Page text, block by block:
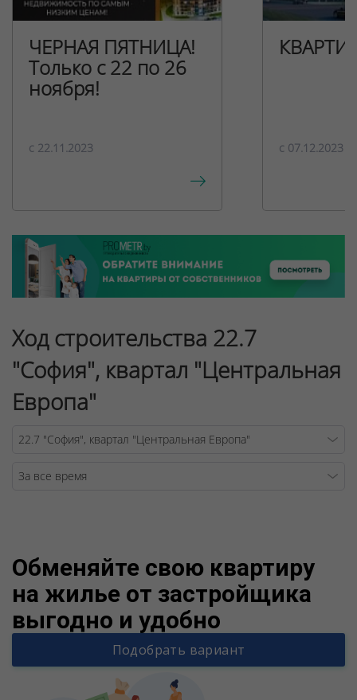
ЧЕРНАЯ ПЯТНИЦА!
Только с 22 по 26
ноября!
c 22.11.2023 c 07.12.2023
Ход строительства 22.7
"София", квартал "Центральная
Европа"
Обменяйте свою квартиру
на жилье от застройщика
выгодно и удобно
Подобрать вариант